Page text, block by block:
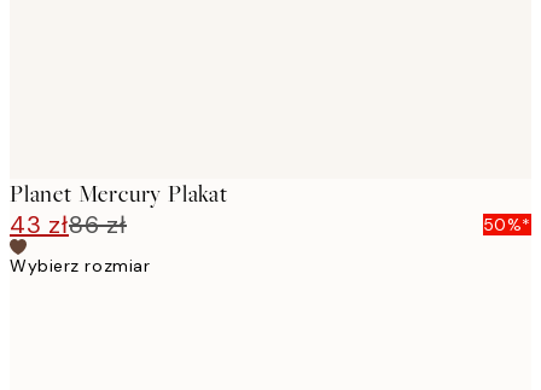
Planet Mercury Plakat
43 zł86 zł
50%*
Wybierz rozmiar